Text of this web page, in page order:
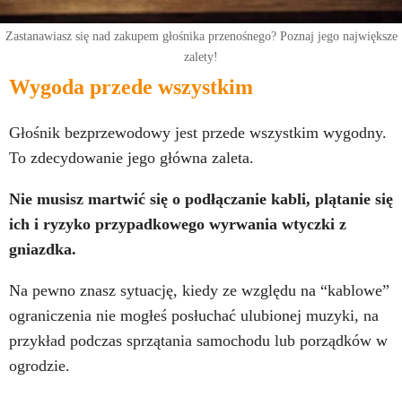
Zastanawiasz się nad zakupem głośnika przenośnego? Poznaj jego największe
zalety!
Wygoda przede wszystkim
Głośnik bezprzewodowy jest przede wszystkim wygodny.
To zdecydowanie jego główna zaleta.
Nie musisz martwić się o podłączanie kabli, plątanie się
ich i ryzyko przypadkowego wyrwania wtyczki z
gniazdka.
Na pewno znasz sytuację, kiedy ze względu na “kablowe”
ograniczenia nie mogłeś posłuchać ulubionej muzyki, na
przykład podczas sprzątania samochodu lub porządków w
ogrodzie.